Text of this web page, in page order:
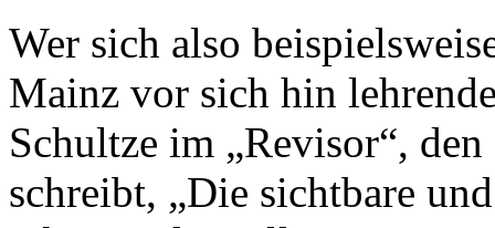
Wer sich also
Mainz vor sich hin
Schultze im „Revisor“,
schreibt, „Die sichtbare